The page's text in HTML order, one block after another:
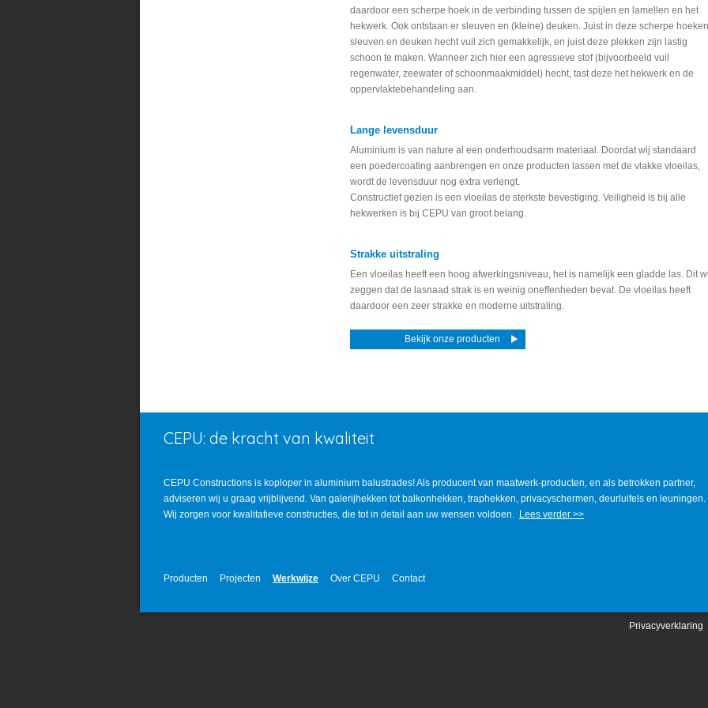
daardoor een scherpe hoek in de verbinding tussen de spijlen en lamellen en het
hekwerk. Ook ontstaan er sleuven en (kleine) deuken. Juist in deze scherpe
sleuven en deuken hecht vuil zich gemakkelijk, en juist deze plekken zijn lastig
schoon te maken. Wanneer zich hier een agressieve stof (bijvoorbeeld vuil
regenwater, zeewater of schoonmaakmiddel) hecht, tast deze het hekwerk en de
oppervlaktebehandeling aan.
Lange levensduur
Aluminium is van nature al een onderhoudsarm materiaal. Doordat wij standaard
een poedercoating aanbrengen en onze producten lassen met de vlakke vloeilas,
wordt de levensduur nog extra verlengt.
Constructief gezien is een vloeilas de sterkste bevestiging. Veiligheid is bij alle
hekwerken is bij CEPU van groot belang.
Strakke uitstraling
Een vloeilas heeft een hoog afwerkingsniveau, het is namelijk een gladde las. Dit
zeggen dat de lasnaad strak is en weinig oneffenheden bevat. De vloeilas heeft
daardoor een zeer strakke en moderne uitstraling.
Bekijk onze producten
CEPU: de kracht van kwaliteit
CEPU Constructions is koploper in aluminium balustrades! Als producent van maatwerk-producten, en als betrokken partner,
adviseren wij u graag vrijblijvend. Van galerijhekken tot balkonhekken, traphekken, privacyschermen, deurluifels en leuningen.
Wij zorgen voor kwalitatieve constructies, die tot in detail aan uw wensen voldoen. Lees verder >>
Producten Projecten Werkwijze Over CEPU Contact
Privacyverklaring